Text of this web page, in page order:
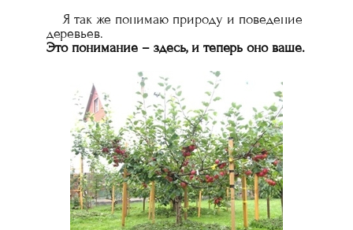
Я так же понимаю природу и поведение
деревьев.
Это понимание – здесь, и теперь оно ваше.